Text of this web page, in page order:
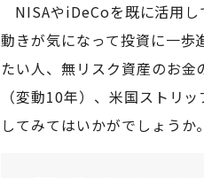
NISAやiDeCoを既に活用
動きが気になって投資に一歩
たい人、無リスク資産のお
（変動10年）、米国ストリ
してみてはいかがでしょうか。